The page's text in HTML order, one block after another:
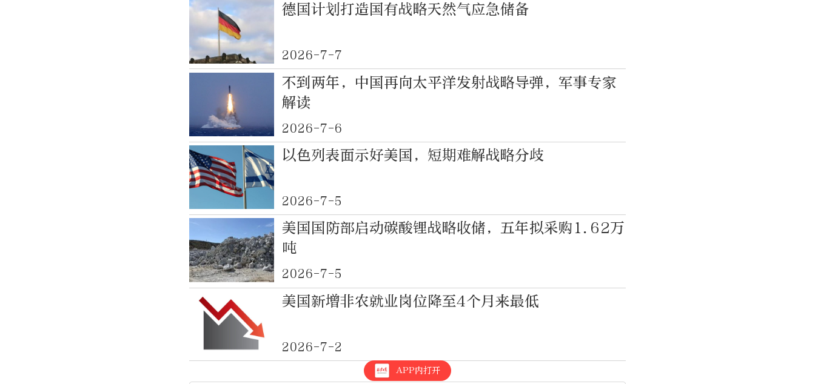
德国计划打造国有战略天然气应急储备
2026-7-7
不到两年，中国再向太平洋发射战略导弹，军事专家
解读
2026-7-6
以色列表面示好美国，短期难解战略分歧
2026-7-5
美国国防部启动碳酸锂战略收储，五年拟采购1.62万
吨
2026-7-5
美国新增非农就业岗位降至4个月来最低
2026-7-2
APP内打开